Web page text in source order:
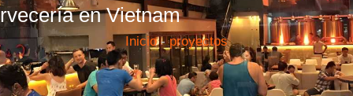
rvecería en Vietnam
Inicio-proyectos